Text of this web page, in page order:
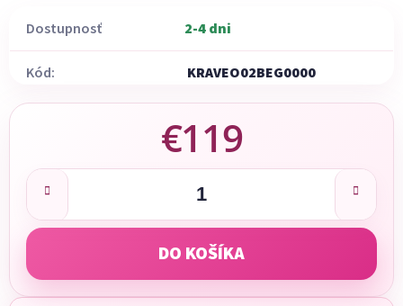
Dostupnosť 2-4 dni
Kód: KRAVEO02BEG0000
€119
Jednotková cena:
DO KOŠÍKA